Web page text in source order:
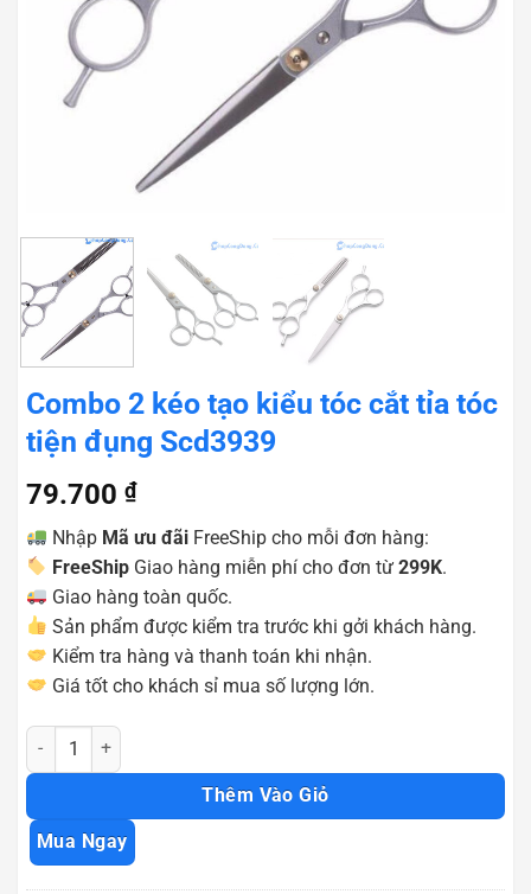
Combo 2 kéo tạo kiểu tóc cắt tỉa tóc
tiện đụng Scd3939
79.700 ₫
Nhập Mã ưu đãi FreeShip cho mỗi đơn hàng:
FreeShip Giao hàng miễn phí cho đơn từ299K.
Giao hàng toàn quốc.
Sản phẩm được kiểm tra trước khi gởi khách hàng.
Kiểm tra hàng và thanh toán khi nhận.
Giá tốt cho khách sỉ mua số lượng lớn.
Combo 2 kéo tạo kiểu tóc cắt tỉa tóc tiện đụng Scd3939 số lượng
Thêm Vào Giỏ
Mua Ngay